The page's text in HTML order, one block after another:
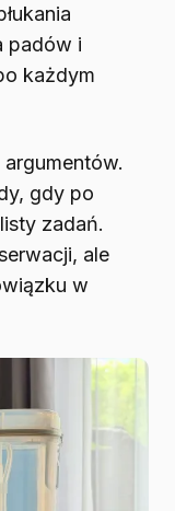
padów i
każdym
gdy po
zadań.
ale
w